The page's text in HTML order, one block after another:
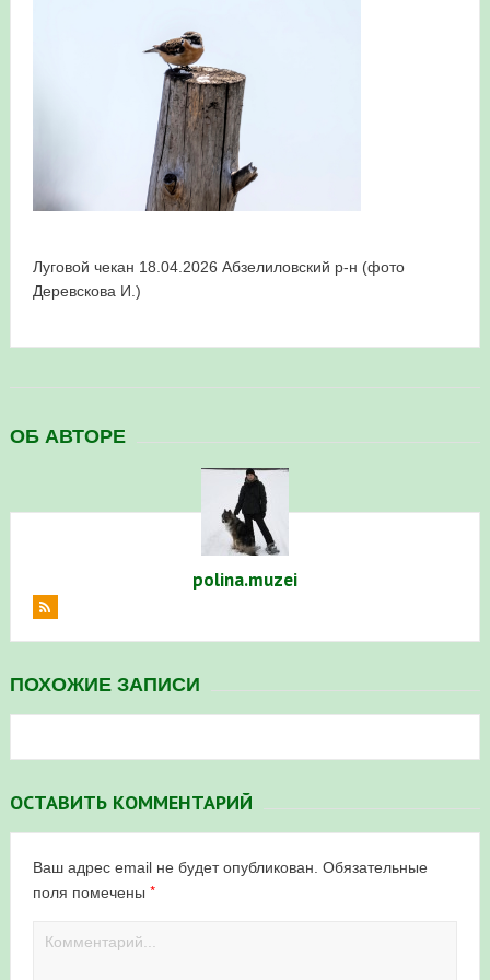
в Республике Башкортостан в 2026 году
Луговой чекан 18.04.2026 Абзелиловский р-н (фото
Деревскова И.)
ОБ АВТОРЕ
polina.muzei
ПОХОЖИЕ ЗАПИСИ
ОСТАВИТЬ КОММЕНТАРИЙ
Ваш адрес email не будет опубликован. Обязательные
поля помечены *